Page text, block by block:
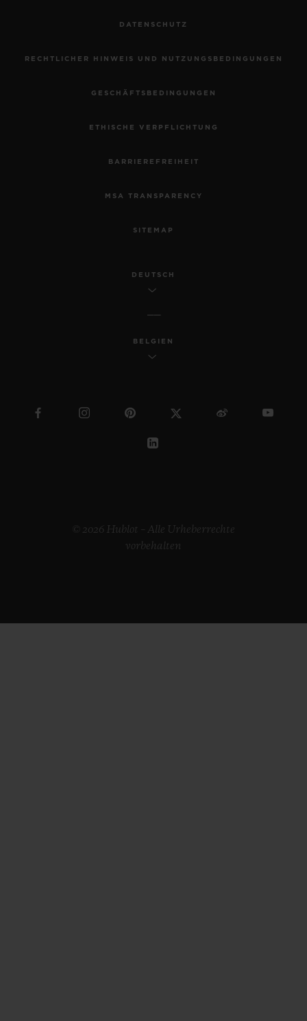
DATENSCHUTZ
RECHTLICHER HINWEIS UND NUTZUNGSBEDINGUNGEN
GESCHÄFTSBEDINGUNGEN
ETHISCHE VERPFLICHTUNG
BARRIEREFREIHEIT
MSA TRANSPARENCY
SITEMAP
DEUTSCH
BELGIEN
© 2026 Hublot – Alle Urheberrechte
vorbehalten